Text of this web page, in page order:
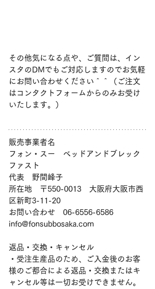
その他気になる点や、ご質問は、イン
スタのDMでもご対応しますのでお気軽
にお問い合わせください＾＾（ご注文
はコンタクトフォームからのみお受け
いたします。）
販売事業者名
フォン・スー　ベッドアンドブレック
ファスト
代表　野間峰子
所在地　〒550-0013　大阪府大阪市西
区新町3-11-20
お問い合わせ　06-6556-6586
info@fonsubbosaka.com
返品・交換・キャンセル
・受注生産品のため、ご入金後のお客
様のご都合による返品・交換またはキ
ャンセル等は一切お受けできません。